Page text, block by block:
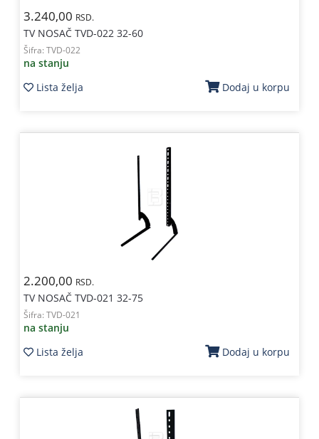
3.240,00 RSD.
TV NOSAČ TVD-022 32-60
Šifra: TVD-022
na stanju
Lista želja
Dodaj u korpu
2.200,00 RSD.
TV NOSAČ TVD-021 32-75
Šifra: TVD-021
na stanju
Lista želja
Dodaj u korpu